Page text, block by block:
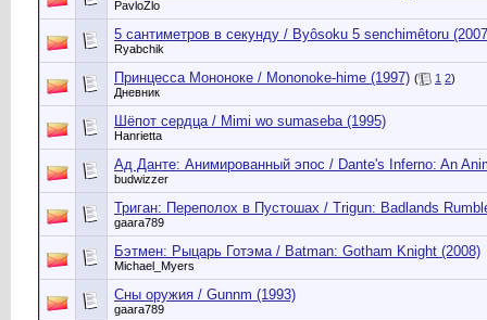
PavloZlo
5 сантиметров в секунду / Byôsoku 5 senchimêtoru
Ryabchik
Принцесса Мононоке / Mononoke-hime (1997) ( 1 2)
Дневник
Шёпот сердца / Mimi wo sumaseba (1995)
Hanrietta
Ад Данте: Анимированный эпос / Dante's Inferno: An
budwizzer
Триган: Переполох в Пустошах / Trigun: Badlands
gaara789
Бэтмен: Рыцарь Готэма / Batman: Gotham Knight (2008)
Michael_Myers
Сны оружия / Gunnm (1993)
gaara789